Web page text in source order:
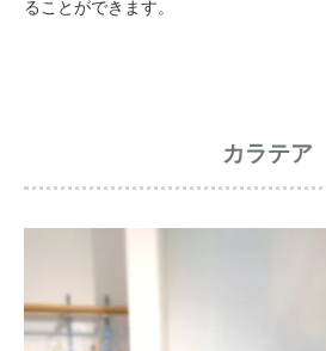
ることができます。
カラテア